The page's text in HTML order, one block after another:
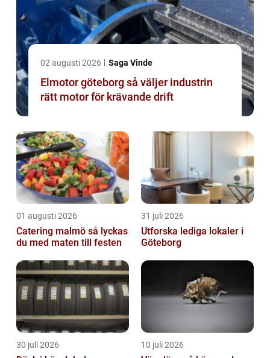
02 augusti 2026 Saga Vinde
Elmotor göteborg så väljer industrin
rätt motor för krävande drift
01 augusti 2026
Catering malmö så lyckas
du med maten till festen
31 juli 2026
Utforska lediga lokaler i
Göteborg
30 juli 2026 10 juli 2026